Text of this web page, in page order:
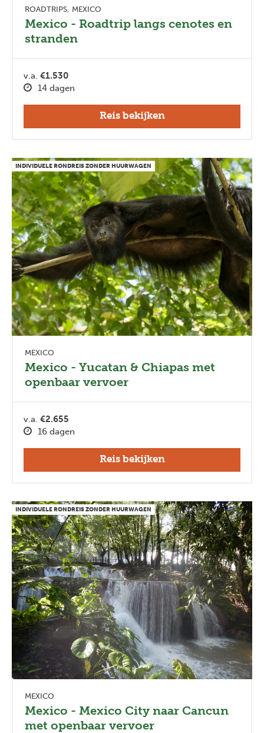
ROADTRIPS MEXICO
Mexico - Roadtrip langs cenotes en
stranden
v.a. €1.530
14 dagen
Reis bekijken
INDIVIDUELE RONDREIS ZONDER HUURWAGEN
MEXICO
Mexico - Yucatan & Chiapas met
openbaar vervoer
v.a. €2.655
16 dagen
Reis bekijken
INDIVIDUELE RONDREIS ZONDER HUURWAGEN
MEXICO
Mexico - Mexico City naar Cancun
met openbaar vervoer